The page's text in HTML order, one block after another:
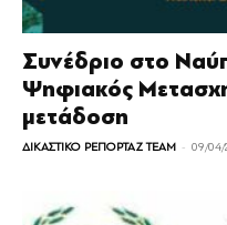
Συνέδριο στο
Ψηφιακός
μετάδοση
ΔΙΚΑΣΤΙΚΟ ΡΕΠΟΡΤΑΖ TEAM - 09/04/